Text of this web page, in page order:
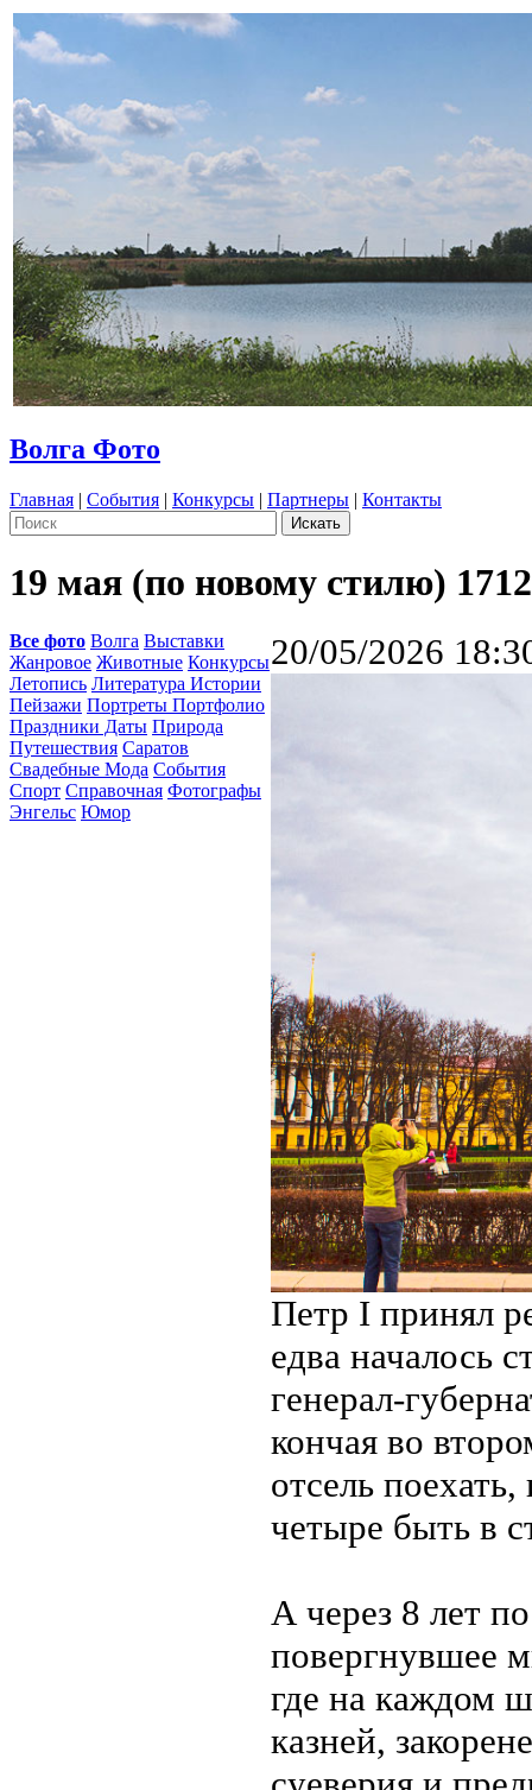
Волга Фото
Главная | События | Конкурсы | Партнеры | Контакты
19 мая (по новому стилю)
Все фото Волга Выставки
Жанровое Животные Конкурсы
Летопись Литература Истории
Пейзажи Портреты Портфолио
Праздники Даты Природа
Путешествия Саратов
Свадебные Мода События
Спорт Справочная Фотографы
Энгельс Юмор
20/05/2026
Петр I принял
едва началось
генерал-
кончая во
отсель
четыре быть в
А через 8 лет
повергнувшее
где на каждом
казней,